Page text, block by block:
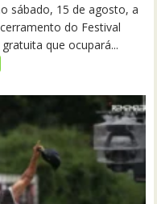
sábado, 15 de agosto, a
do Festival
que ocupará...